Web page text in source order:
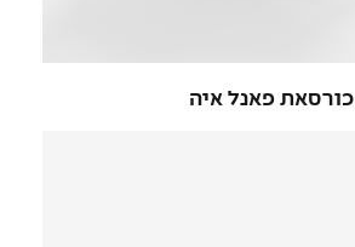
כורסאת פאנל איה